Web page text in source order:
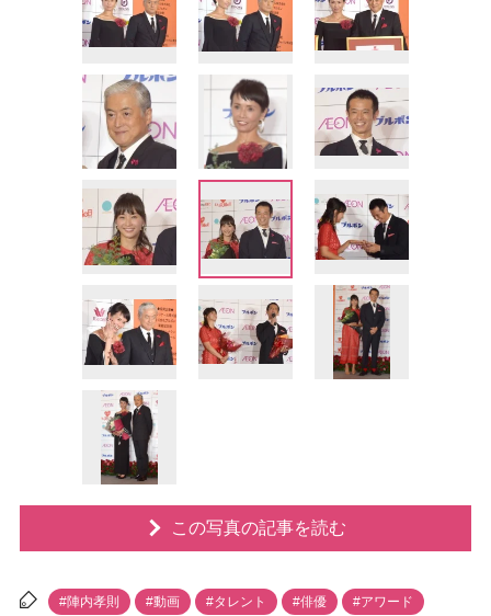
この写真の記事を読む
#陣内孝則 #動画 #タレント #俳優 #アワード